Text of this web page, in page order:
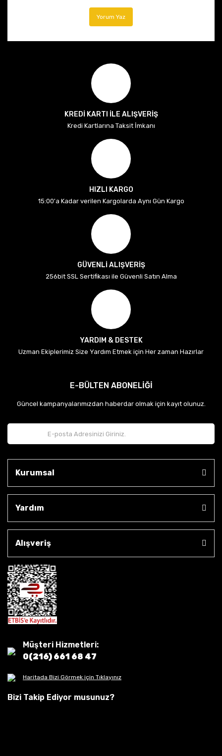
Yorum Yaz
KREDİ KARTI İLE ALIŞVERİŞ
Kredi Kartlarına Taksit İmkanı
HIZLI KARGO
15:00'a Kadar verilen Kargolarda Aynı Gün Kargo
GÜVENLİ ALIŞVERİŞ
256bit SSL Sertifikası ile Güvenli Satın Alma
YARDIM & DESTEK
Uzman Ekiplerimiz Size Yardım Etmek için Her zaman Hazırlar
E-BÜLTEN ABONELİĞİ
Güncel kampanyalarımızdan haberdar olmak için kayıt olunuz.
Kurumsal
Yardım
Alışveriş
Müşteri Hizmetleri:
0(216) 661 68 47
Haritada Bizi Görmek için Tıklayınız
Bizi Takip Ediyor musunuz?